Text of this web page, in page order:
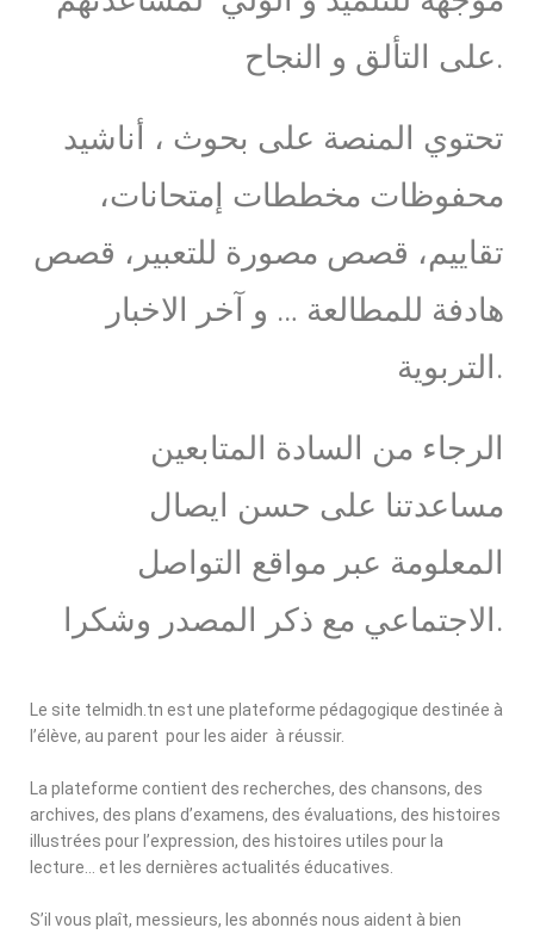
على التألق و النجاح.
تحتوي المنصة على بحوث ، أناشيد
محفوظات مخططات إمتحانات،
تقاييم، قصص مصورة للتعبير، قصص
هادفة للمطالعة … و آخر الاخبار
التربوية.
الرجاء من السادة المتابعين
مساعدتنا على حسن ايصال
المعلومة عبر مواقع التواصل
الاجتماعي مع ذكر المصدر وشكرا.
Le site telmidh.tn est une plateforme pédagogique destinée à
l’élève, au parent pour les aider à réussir.
La plateforme contient des recherches, des chansons, des
archives, des plans d’examens, des évaluations, des histoires
illustrées pour l’expression, des histoires utiles pour la
lecture… et les dernières actualités éducatives.
S’il vous plaît, messieurs, les abonnés nous aident à bien